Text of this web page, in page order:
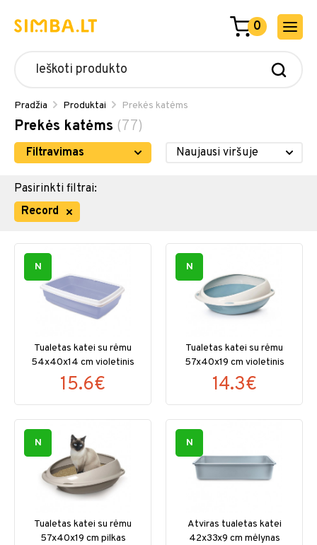
0
Pradžia Produktai Prekės katėms
Prekės katėms (77)
Filtravimas
Pasirinkti filtrai:
Record
N
Tualetas katei su rėmu
54x40x14 cm violetinis
15.6€
N
Tualetas katei su rėmu
57x40x19 cm violetinis
14.3€
N
Tualetas katei su rėmu
57x40x19 cm pilkas
N
Atviras tualetas katei
42x33x9 cm mėlynas